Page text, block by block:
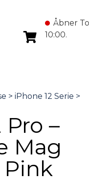
Åbner
10:00.
Pro –
Mag
Pink